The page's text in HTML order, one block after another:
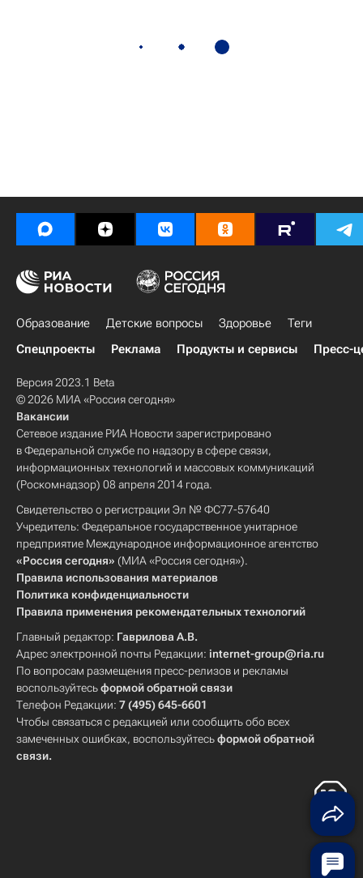
Образование Детские вопросы Здоровье
Теги
Спецпроекты
Реклама Продукты и сервисы Пресс-
Версия 2023.1 Beta
© 2026 МИА «Россия сегодня»
Вакансии
Сетевое издание РИА Новости зарегистрировано
в Федеральной службе по надзору в сфере связи,
информационных технологий и массовых коммуникаций
(Роскомнадзор) 08 апреля 2014 года.
Свидетельство о регистрации Эл № ФС77-57640
Учредитель: Федеральное государственное унитарное
предприятие Международное информационное агентство
«Россия сегодня» (МИА «Россия сегодня»).
Правила использования материалов
Политика конфиденциальности
Правила применения рекомендательных технологий
Главный редактор: Гаврилова А.В.
Адрес электронной почты Редакции: internet-group@ria.ru
По вопросам размещения пресс-релизов и рекламы
воспользуйтесьформой обратной связи
Телефон Редакции: 7 (495) 645-6601
Чтобы связаться с редакцией или сообщить обо всех
замеченных ошибках, воспользуйтесьформой обратной
связи.